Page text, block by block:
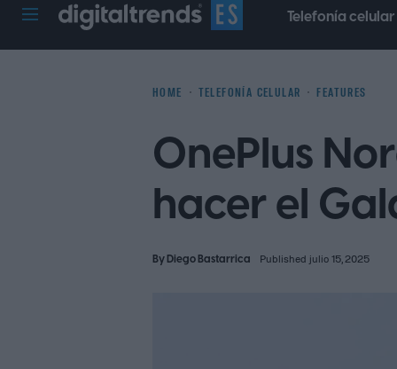
Telefonía celular
HOME TELEFONÍA CELULAR FEATURES
OnePlus
hacer el
ByDiego Bastarrica Published julio 15, 2025